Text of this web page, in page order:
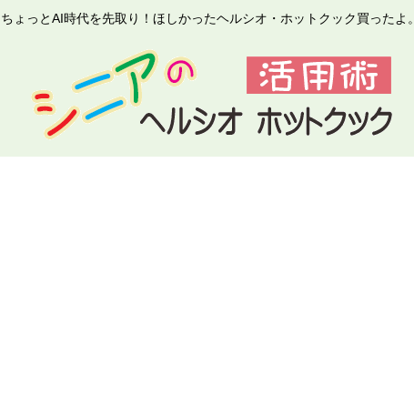
ちょっとAI時代を先取り！ほしかったヘルシオ・ホットクック買ったよ